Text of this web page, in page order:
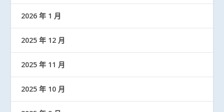
2026 年 1 月
2025 年 12 月
2025 年 11 月
2025 年 10 月